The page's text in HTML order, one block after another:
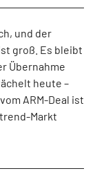
und der
groß. Es bleibt
Übernahme
heute –
ARM-Deal ist
Markt